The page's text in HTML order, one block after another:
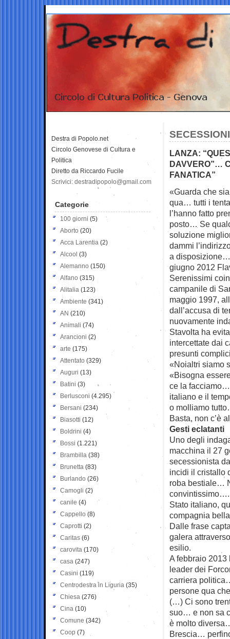
LANZA:
DAVVERO”…
FANATICA”
«Guarda che
qua… tutti i
l’hanno fatto
posto… Se
soluzione
dammi
a
giugno 2012
Serenissimi
campanile di
maggio 1997,
dall’accusa di
nuovamente
Stavolta ha
intercettate dai
presunti
«Noialtri siamo
«Bisogna
ce la
italiano e il
o molliamo
Basta, non c’è
Gesti eclatanti
Uno degli
macchina il 27
secessionista
incidi il cristallo
roba bestiale…
convintissimo….
Stato italiano,
compagnia
Dalle frase
galera
esilio.
A febbraio
leader dei
carriera
persone qua
(…) Ci sono
suo… e non sa
è molto
Brescia…
Destra di Popolo.net
Circolo Genovese di Cultura e
Politica
Diretto da Riccardo Fucile
Scrivici: destradipopolo@gmail.com
Categorie
100 giorni (5)
Aborto (20)
Acca Larentia (2)
Alcool (3)
Alemanno (150)
Alfano (315)
Alitalia (123)
Ambiente (341)
AN (210)
Animali (74)
Arancioni (2)
arte (175)
Attentato (329)
Auguri (13)
Batini (3)
Berlusconi (4.295)
Bersani (234)
Biasotti (12)
Boldrini (4)
Bossi (1.221)
Brambilla (38)
Brunetta (83)
Burlando (26)
Camogli (2)
canile (4)
Cappello (8)
Caprotti (2)
Caritas (6)
carovita (170)
casa (247)
Casini (119)
Centrodestra in Liguria (35)
Chiesa (276)
Cina (10)
Comune (342)
Coop (7)